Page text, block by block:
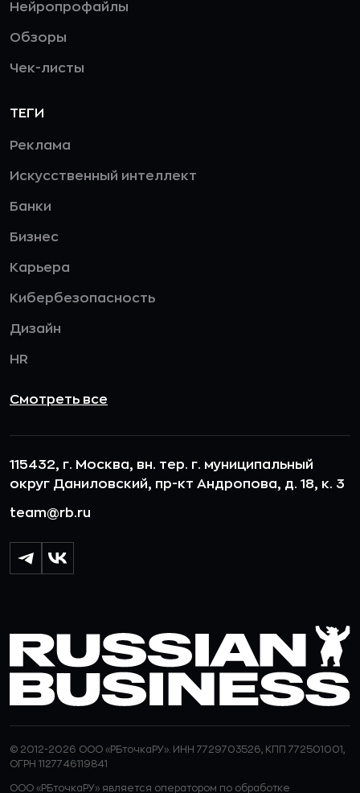
Нейропрофайлы
Обзоры
Чек-листы
ТЕГИ
Реклама
Искусственный интеллект
Банки
Бизнес
Карьера
Кибербезопасность
Дизайн
HR
Смотреть все
115432, г. Москва, вн. тер. г. муниципальный
округ Даниловский, пр-кт Андропова, д. 18, к. 3
team@rb.ru
© 2012-2026 ООО «РБточкаРУ». ИНН 7729703526, КПП 772501001,
ОГРН 1127746119841
ООО «РБточкаРУ» является оператором по обработке